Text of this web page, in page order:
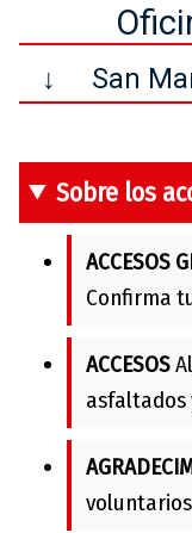
↓ San
Sobre los
ACCESOS
Confirma
ACCESOS
asfaltados